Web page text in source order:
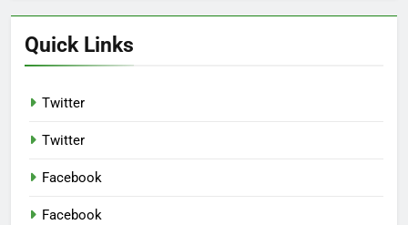
Quick Links
Twitter
Twitter
Facebook
Facebook